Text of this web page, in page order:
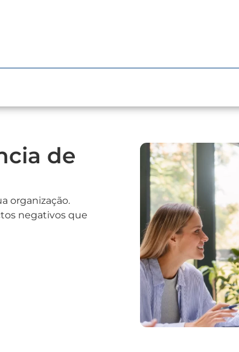
de
organização.
negativos que